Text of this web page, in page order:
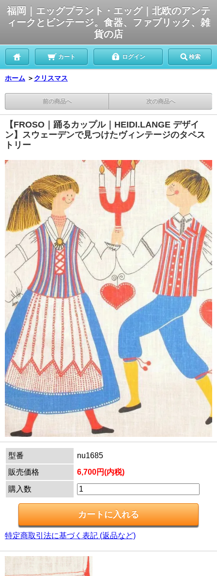
福岡｜エッグプラント・エッグ｜北欧のアンテ
ィークとビンテージ。食器、ファブリック、雑
貨の店
カート ログイン 検索
ホーム ＞ クリスマス
前の商品へ 次の商品へ
【FROSO｜踊るカップル｜HEIDI.LANGE デザイ
ン】スウェーデンで見つけたヴィンテージのタペス
トリー
型番
nu1685
販売価格
6,700円(内税)
購入数
特定商取引法に基づく表記 (返品など)